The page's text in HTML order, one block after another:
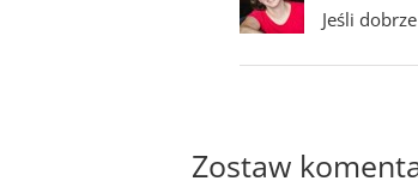
Jeśli
Zostaw